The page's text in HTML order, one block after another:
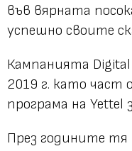
във вярната
успешно своите
Кампанията
2019 г. като част
програма на Yettel
През годините тя